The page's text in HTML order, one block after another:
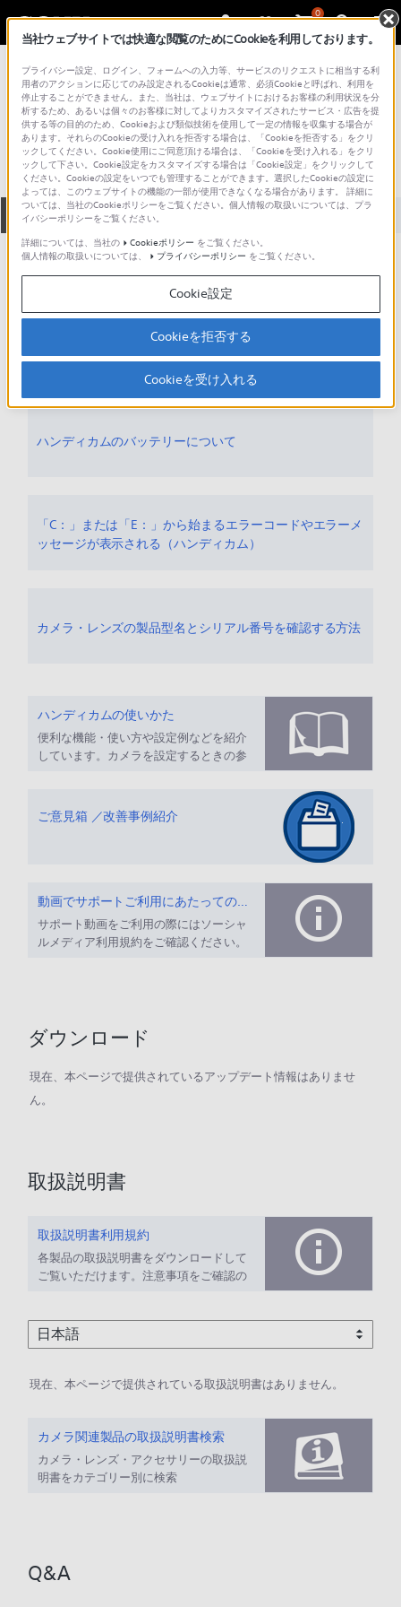
0
総合サポート・お問い合わせ テープ記録型ビデオカメラレコーダー
CCD-TRV99E
全て ダウンロード 取扱説明書 Q&A
人気のトピック
ハンディカムのお手入れ方法と保管方
法
ハンディカムのバッテリーについて
「C：」または「E：」から始まるエラーコードやエラーメ
ッセージが表示される（ハンディカム）
カメラ・レンズの製品型名とシリアル番号を確認する方法
ハンディカムの使いかた
便利な機能・使い方や設定例などを紹介
しています。カメラを設定するときの参
ご意見箱 ／改善事例紹介
動画でサポートご利用にあたってのお願い
サポート動画をご利用の際にはソーシャ
ルメディア利用規約をご確認ください。
ダウンロード
現在、本ページで提供されているアップデート情報はありませ
ん。
取扱説明書
取扱説明書利用規約
各製品の取扱説明書をダウンロードして
ご覧いただけます。注意事項をご確認の
現在、本ページで提供されている取扱説明書はありません。
カメラ関連製品の取扱説明書検索
カメラ・レンズ・アクセサリーの取扱説
明書をカテゴリー別に検索
Q&A
当社ウェブサイトでは快適な閲覧のためにCookieを利用しております。
プライバシー設定、ログイン、フォームへの入力等、サービスのリクエストに相当する利
用者のアクションに応じてのみ設定されるCookieは通常、必須Cookieと呼ばれ、利用を
停止することができません。また、当社は、ウェブサイトにおけるお客様の利用状況を分
析するため、あるいは個々のお客様に対してよりカスタマイズされたサービス・広告を提
供する等の目的のため、Cookieおよび類似技術を使用して一定の情報を収集する場合が
あります。それらのCookieの受け入れを拒否する場合は、「Cookieを拒否する」をクリ
ックしてください。Cookie使用にご同意頂ける場合は、「Cookieを受け入れる」をクリ
ックして下さい。Cookie設定をカスタマイズする場合は「Cookie設定」をクリックして
ください。Cookieの設定をいつでも管理することができます。選択したCookieの設定に
よっては、このウェブサイトの機能の一部が使用できなくなる場合があります。 詳細に
ついては、当社のCookieポリシーをご覧ください。個人情報の取扱いについては、プラ
イバシーポリシーをご覧ください。
詳細については、当社の
Cookieポリシー をご覧ください。
個人情報の取扱いについては、
プライバシーポリシー をご覧ください。
Cookie設定
Cookieを拒否する
Cookieを受け入れる